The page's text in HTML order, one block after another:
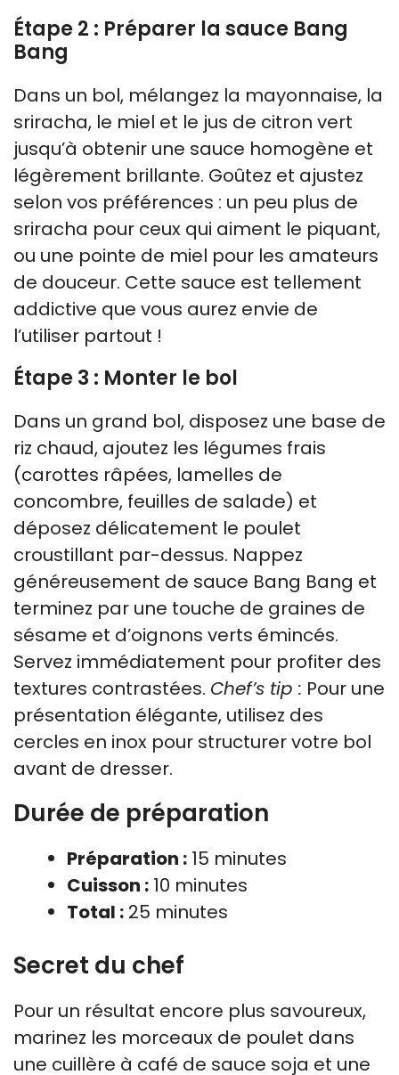
Étape 2 : Préparer la sauce Bang
Bang
Dans un bol, mélangez la mayonnaise, la
sriracha, le miel et le jus de citron vert
jusqu’à obtenir une sauce homogène et
légèrement brillante. Goûtez et ajustez
selon vos préférences : un peu plus de
sriracha pour ceux qui aiment le piquant,
ou une pointe de miel pour les amateurs
de douceur. Cette sauce est tellement
addictive que vous aurez envie de
l’utiliser partout !
Étape 3 : Monter le bol
Dans un grand bol, disposez une base de
riz chaud, ajoutez les légumes frais
(carottes râpées, lamelles de
concombre, feuilles de salade) et
déposez délicatement le poulet
croustillant par-dessus. Nappez
généreusement de sauce Bang Bang et
terminez par une touche de graines de
sésame et d’oignons verts émincés.
Servez immédiatement pour profiter des
textures contrastées. Chef’s tip : Pour une
présentation élégante, utilisez des
cercles en inox pour structurer votre bol
avant de dresser.
Durée de préparation
Préparation : 15 minutes
Cuisson : 10 minutes
Total : 25 minutes
Secret du chef
Pour un résultat encore plus savoureux,
marinez les morceaux de poulet dans
une cuillère à café de sauce soja et une